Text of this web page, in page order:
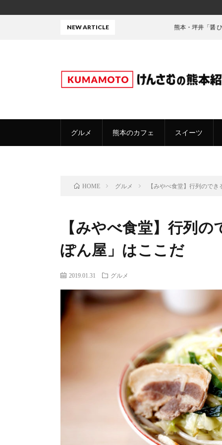
グルメ 熊本のカフェ スイーツ
NEW ARTICLE 熊本・坪井「醤 ひしお」の焼
HOME グルメ 【みやべ食堂】行列ので
【みやべ食堂】行列
ぽん屋」はここだ
2019.01.31 グルメ